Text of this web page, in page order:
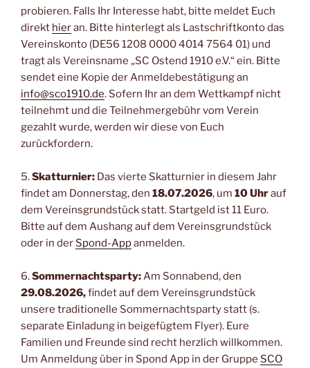
probieren. Falls Ihr Interesse habt, bitte meldet Euch
direkt hieran. Bitte hinterlegt als Lastschriftkonto das
Vereinskonto (DE56 1208 0000 4014 7564 01) und
tragt als Vereinsname „SC Ostend 1910 e.V.“ ein. Bitte
sendet eine Kopie der Anmeldebestätigung an
info@sco1910.de. Sofern Ihr an dem Wettkampf nicht
teilnehmt und die Teilnehmergebühr vom Verein
gezahlt wurde, werden wir diese von Euch
zurückfordern.
5.Skatturnier: Das vierte Skatturnier in diesem Jahr
findet am Donnerstag, den 18.07.2026, um 10 Uhrauf
dem Vereinsgrundstück statt. Startgeld ist 11 Euro.
Bitte auf dem Aushang auf dem Vereinsgrundstück
oder in der Spond-Appanmelden.
6.Sommernachtsparty:Am Sonnabend, den
29.08.2026,findet auf dem Vereinsgrundstück
unsere traditionelle Sommernachtsparty statt (s.
separate Einladung in beigefügtem Flyer). Eure
Familien und Freunde sind recht herzlich willkommen.
Um Anmeldung über in Spond App in der Gruppe SCO